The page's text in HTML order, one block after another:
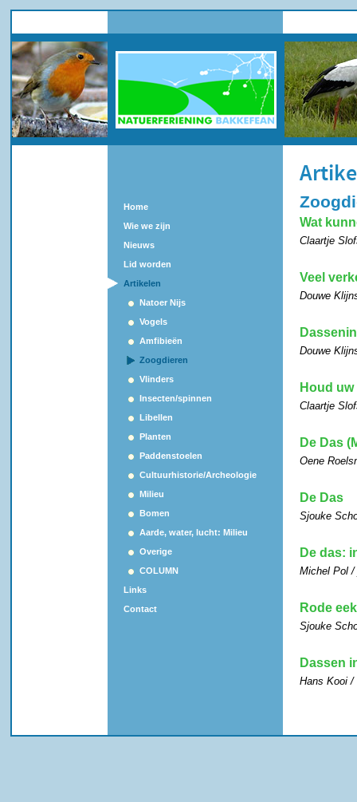
Home
Wie we zijn
Nieuws
Lid worden
Artikelen
Natoer Nijs
Vogels
Amfibieën
Zoogdieren
Vlinders
Insecten/spinnen
Libellen
Planten
Paddenstoelen
Cultuurhistorie/Archeologie
Milieu
Bomen
Aarde, water, lucht: Milieu
Overige
COLUMN
Links
Contact
Wat
Claartje
Veel
Douwe
Douwe
Houd
Claartje
De Das
Oene
De Das
Sjouke
De das:
Michel Pol /
Rode
Sjouke
Dassen
Hans Kooi /